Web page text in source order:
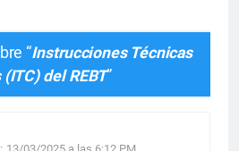
“Instrucciones Técnicas
del REBT”